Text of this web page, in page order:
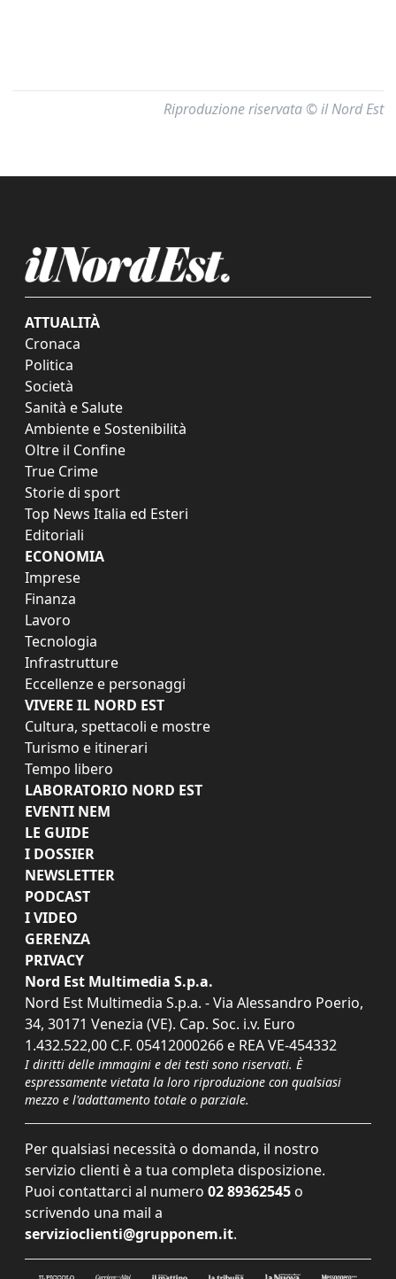
Riproduzione riservata © il Nord Est
ATTUALITÀ
Cronaca
Politica
Società
Sanità e Salute
Ambiente e Sostenibilità
Oltre il Confine
True Crime
Storie di sport
Top News Italia ed Esteri
Editoriali
ECONOMIA
Imprese
Finanza
Lavoro
Tecnologia
Infrastrutture
Eccellenze e personaggi
VIVERE IL NORD EST
Cultura, spettacoli e mostre
Turismo e itinerari
Tempo libero
LABORATORIO NORD EST
EVENTI NEM
LE GUIDE
I DOSSIER
NEWSLETTER
PODCAST
I VIDEO
GERENZA
PRIVACY
Nord Est Multimedia S.p.a.
Nord Est Multimedia S.p.a. - Via Alessandro Poerio,
34, 30171 Venezia (VE). Cap. Soc. i.v. Euro
1.432.522,00 C.F. 05412000266 e REA VE-454332
I diritti delle immagini e dei testi sono riservati. È
espressamente vietata la loro riproduzione con qualsiasi
mezzo e l'adattamento totale o parziale.
Per qualsiasi necessità o domanda, il nostro
servizio clienti è a tua completa disposizione.
Puoi contattarci al numero 02 89362545 o
scrivendo una mail a
servizioclienti@grupponem.it.